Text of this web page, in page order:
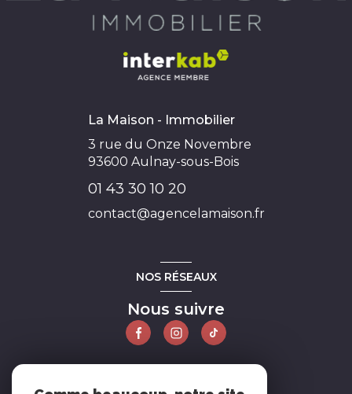
La Maison - Immobilier
3 rue du Onze Novembre
93600 Aulnay-sous-Bois
01 43 30 10 20
contact@agencelamaison.fr
NOS RÉSEAUX
Nous suivre